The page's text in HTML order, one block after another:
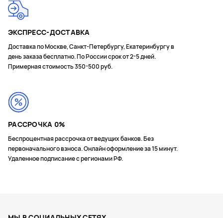
ЭКСПРЕСС-ДОСТАВКА
Доставка по Москве, Санкт-Петербургу, Екатеринбургу в
день заказа бесплатно. По России срок от 2-5 дней.
Примерная стоимость 350-500 руб.
РАССРОЧКА 0%
Беспроцентная рассрочка от ведущих банков. Без
первоначального взноса. Онлайн оформление за 15 минут.
Удаленное подписание с регионами РФ.